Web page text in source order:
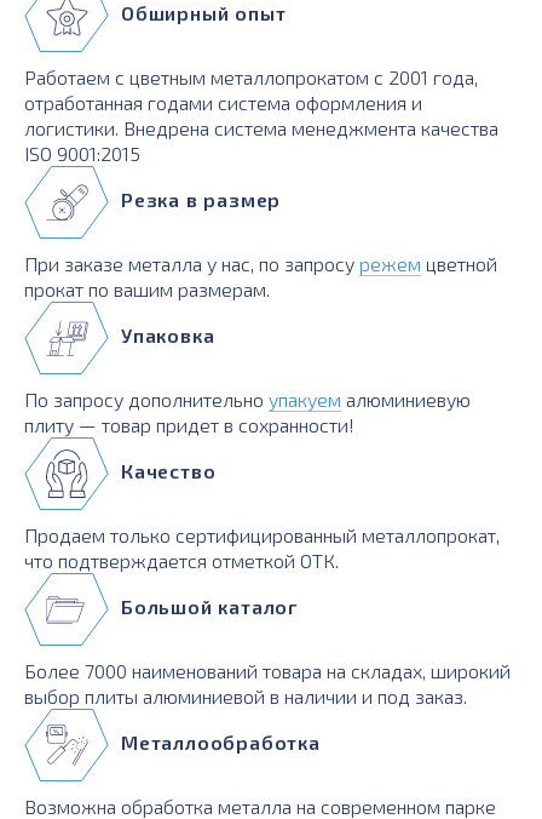
Обширный опыт
Работаем с цветным металлопрокатом с 2001 года,
отработанная годами система оформления и
логистики. Внедрена система менеджмента качества
ISO 9001:2015
Резка в размер
При заказе металла у нас, по запросу режем цветной
прокат по вашим размерам.
Упаковка
По запросу дополнительно упакуем алюминиевую
плиту — товар придет в сохранности!
Качество
Продаем только сертифицированный металлопрокат,
что подтверждается отметкой ОТК.
Большой каталог
Более 7000 наименований товара на складах, широкий
выбор плиты алюминиевой в наличии и под заказ.
Металлообработка
Возможна обработка металла на современном парке